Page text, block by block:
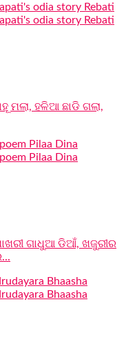
ମଲା, ହଳିଆ ଛାଡି ଗଲା,
ଗାଧୁଆ ଡିଆଁ, ଖଜୁରୀର